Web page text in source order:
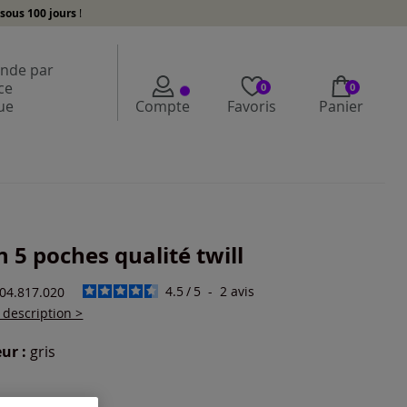
sous 100 jours !
par
Compte
0
Favoris
0
Panier
5 poches qualité twill
4.5 / 5 - 2avis
description >
: gris
une couleur :